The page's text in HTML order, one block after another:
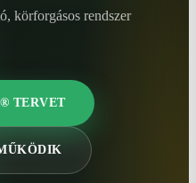
körforgásos rendszer
TERVET